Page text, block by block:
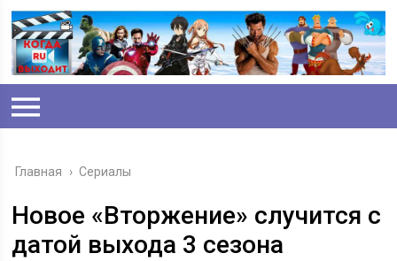
Главная › Сериалы
Новое «Вторжение» случится с
датой выхода 3 сезона